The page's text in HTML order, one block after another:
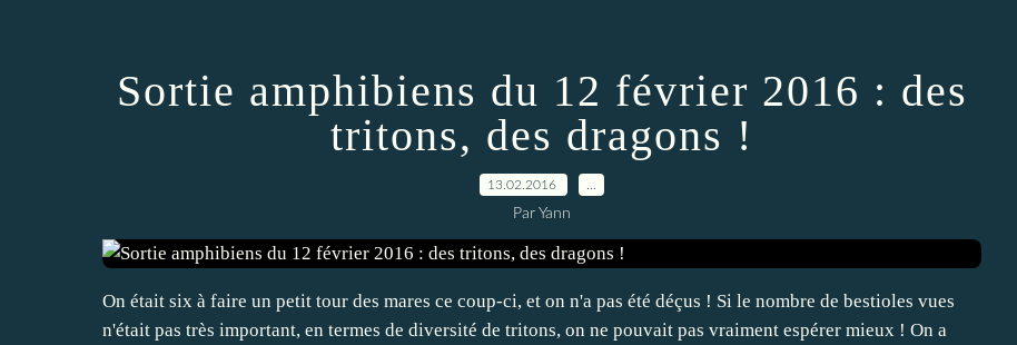
Sortie amphibiens du 12 février 2016 : des
tritons, des dragons !
13.02.2016
Par Yann
On était six à faire un petit tour des mares ce coup-ci, et on n'a pas été déçus ! Si le nombre de bestioles vues
n'était pas très important, en termes de diversité de tritons, on ne pouvait pas vraiment espérer mieux ! On a